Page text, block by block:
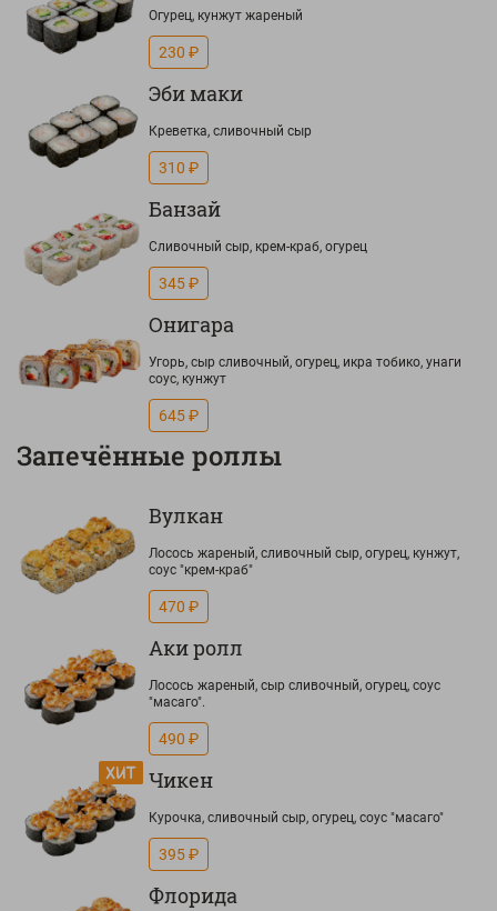
Огурец, кунжут жареный
230 ₽
Эби маки
Креветка, сливочный сыр
310 ₽
Банзай
Сливочный сыр, крем-краб, огурец
345 ₽
Онигара
Угорь, сыр сливочный, огурец, икра тобико, унаги
соус, кунжут
645 ₽
Запечённые роллы
Вулкан
Лосось жареный, сливочный сыр, огурец, кунжут,
соус "крем-краб"
470 ₽
Аки ролл
Лосось жареный, сыр сливочный, огурец, соус
"масаго".
490 ₽
Чикен
Курочка, сливочный сыр, огурец, соус "масаго"
395 ₽
Флорида